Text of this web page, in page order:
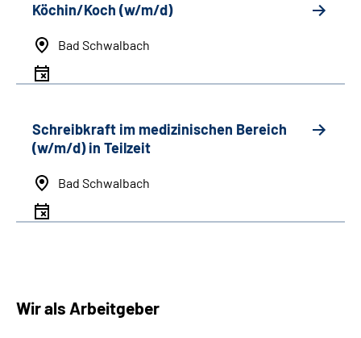
Köchin/Koch (w/m/d)
Bad Schwalbach
Schreibkraft im medizinischen Bereich
(w/m/d) in Teilzeit
Bad Schwalbach
Wir als Arbeitgeber